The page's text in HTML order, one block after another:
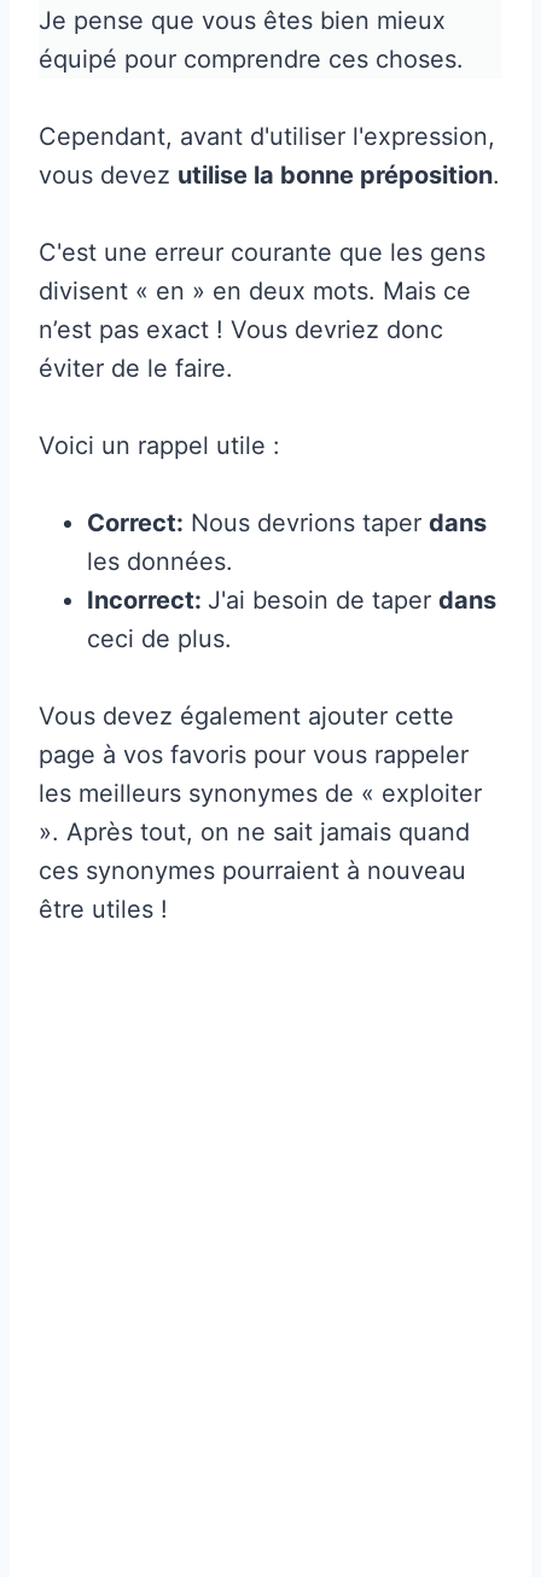
Je pense que vous êtes bien mieux
équipé pour comprendre ces choses.
Cependant, avant d'utiliser l'expression,
vous devez utilise la bonne préposition.
C'est une erreur courante que les gens
divisent « en » en deux mots. Mais ce
n’est pas exact ! Vous devriez donc
éviter de le faire.
Voici un rappel utile :
Correct: Nous devrions taper dans
les données.
Incorrect: J'ai besoin de taper dans
ceci de plus.
Vous devez également ajouter cette
page à vos favoris pour vous rappeler
les meilleurs synonymes de « exploiter
». Après tout, on ne sait jamais quand
ces synonymes pourraient à nouveau
être utiles !